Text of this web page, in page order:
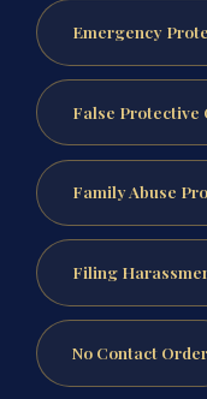
Emergency
False Protective
Family Abuse
Filing
No Contact